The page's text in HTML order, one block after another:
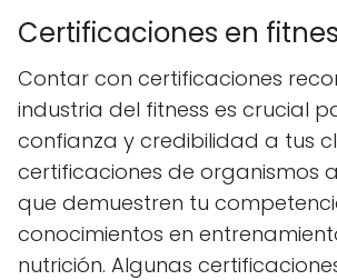
Certificaciones en
Contar con certificaciones
industria del fitness es crucial
confianza y credibilidad a tus
certificaciones de organismos
que demuestren tu
conocimientos en
nutrición. Algunas